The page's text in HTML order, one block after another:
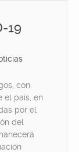
19
con
el país, en
por el
del